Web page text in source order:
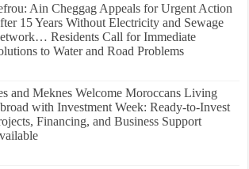
Ain Cheggag Appeals for Urgent Action
15 Years Without Electricity and Sewage
Residents Call for Immediate
to Water and Road Problems
and Meknes Welcome Moroccans Living
with Investment Week: Ready-to-Invest
Financing, and Business Support